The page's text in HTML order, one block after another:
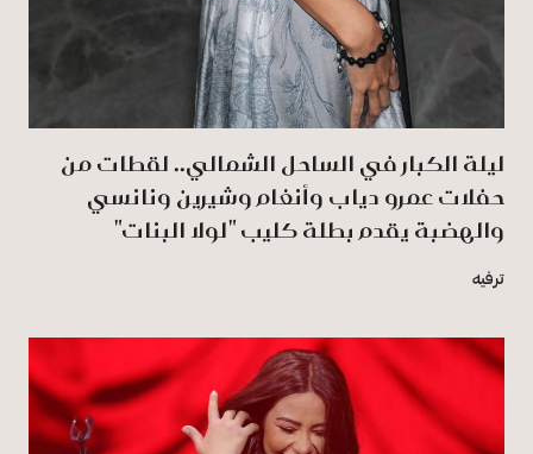
ليلة الكبار في الساحل الشمالي.. لقطات من
حفلات عمرو دياب وأنغام وشيرين ونانسي
والهضبة يقدم بطلة كليب "لولا البنات"
ترفيه